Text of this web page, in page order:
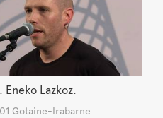
Eneko Lazkoz.
Gotaine-Irabarne